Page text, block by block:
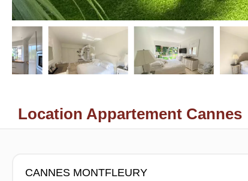
Location Appartement Cannes
CANNES MONTFLEURY